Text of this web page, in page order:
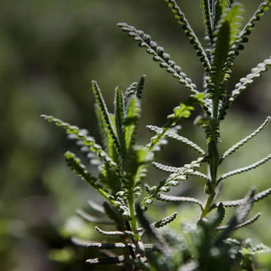
os dois últimos nós dos ramos mais longos. Ao cortarmos as
pontas dos brotos, a planta se desenvolverá mais
frondosamente, porque a energia será direcionada para os
brotos laterais que estão na parte inferior do talo, ou seja, este
tipo de poda propicia uma planta mais cheia e sem talos muito
longos que enverguem com o tempo.
.conforme a planta for crescendo,
devemos remover os dois pares de folhas da extremidade
superior de cada ramo. Na base de cada folha exitem duas
pequenas folhas que crescem para fora do caule, corte logo
acima (tomando cuidado para não danificá-las). Se retirarmos
estas folhas miúdas, acabaremos enfraquecendo nosso
manjericão.
Cebolinha e cebolete, um caso a parte…
Estas ervas preferem serem colhidas com a mão, o uso de